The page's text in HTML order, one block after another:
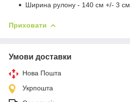
Ширина рулону - 140 см +/- 3 см
Приховати
Умови доставки
Нова Пошта
Укрпошта